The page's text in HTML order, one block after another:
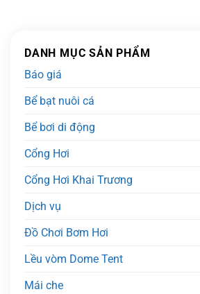
DANH MỤC SẢN PHẨM
Báo giá
Bể bạt nuôi cá
Bể bơi di động
Cổng Hơi
Cổng Hơi Khai Trương
Dịch vụ
Đồ Chơi Bơm Hơi
Lều vòm Dome Tent
Mái che